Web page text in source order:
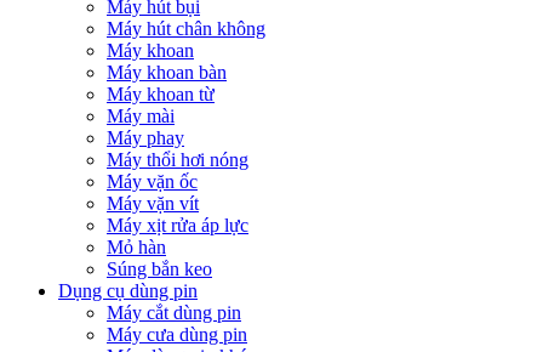
Máy hút bụi
Máy hút chân không
Máy khoan
Máy khoan bàn
Máy khoan từ
Máy mài
Máy phay
Máy thổi hơi nóng
Máy vặn ốc
Máy vặn vít
Máy xịt rửa áp lực
Mỏ hàn
Súng bắn keo
Dụng cụ dùng pin
Máy cắt dùng pin
Máy cưa dùng pin